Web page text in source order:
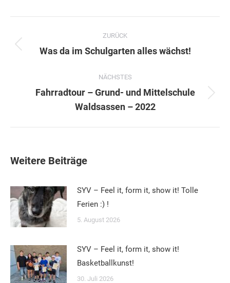
ZURÜCK
Vorheriger
Was da im Schulgarten alles wächst!
NÄCHSTES
Nächster
Beitrag:
Fahrradtour – Grund- und Mittelschule
Waldsassen – 2022
Weitere Beiträge
SYV – Feel it, form it, show it! Tolle
Ferien :) !
5. August 2026
SYV – Feel it, form it, show it!
Basketballkunst!
30. Juli 2026